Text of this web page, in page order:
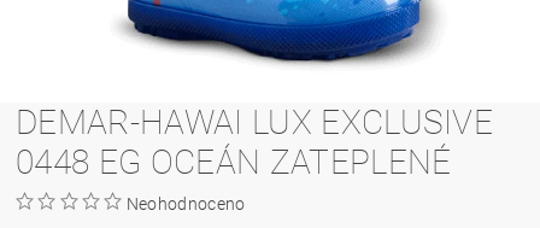
DEMAR-HAWAI LUX EXCLUSIVE
0448 EG OCEÁN ZATEPLENÉ
Neohodnoceno